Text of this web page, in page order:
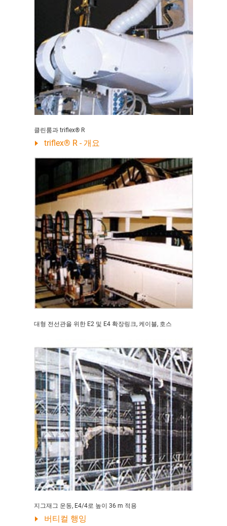
클린룸과 triflex® R
triflex® R - 개요
대형 전선관을 위한 E2 및 E4 확장링크, 케이블, 호스
지그재그 운동, E4/4로 높이 36 m 적용
버티컬 행잉